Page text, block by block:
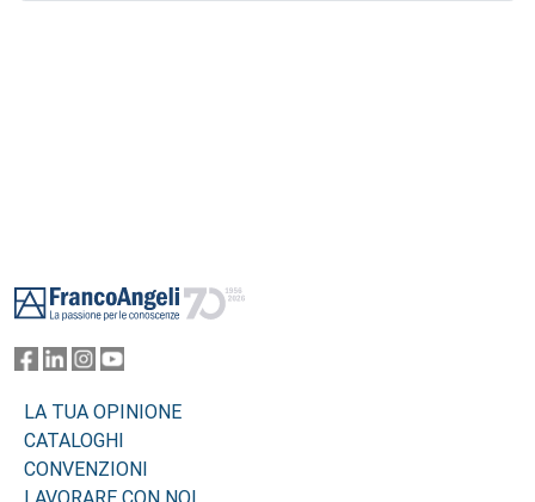
LA TUA OPINIONE
CATALOGHI
CONVENZIONI